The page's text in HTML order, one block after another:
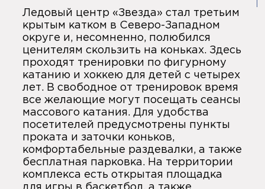
Ледовый центр «Звезда» стал третьим
крытым катком в Северо-Западном
округе и, несомненно, полюбился
ценителям скользить на коньках. Здесь
проходят тренировки по фигурному
катанию и хоккею для детей с четырех
лет. В свободное от тренировок время
все желающие могут посещать сеансы
массового катания. Для удобства
посетителей предусмотрены пункты
проката и заточки коньков,
комфортабельные раздевалки, а также
бесплатная парковка. На территории
комплекса есть открытая площадка